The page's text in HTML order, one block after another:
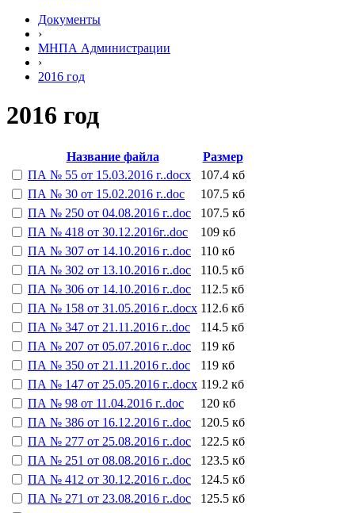
Документы
›
МНПА Администрации
›
2016 год
2016 год
Название файла
Размер
ПА № 55 от 15.03.2016 г..docx
107.4 кб
ПА № 30 от 15.02.2016 г..doc
107.5 кб
ПА № 250 от 04.08.2016 г..doc
107.5 кб
ПА № 418 от 30.12.2016г..doc
109 кб
ПА № 307 от 14.10.2016 г..doc
110 кб
ПА № 302 от 13.10.2016 г..doc
110.5 кб
ПА № 306 от 14.10.2016 г..doc
112.5 кб
ПА № 158 от 31.05.2016 г..docx 112.6 кб
ПА № 347 от 21.11.2016 г..doc
114.5 кб
ПА № 207 от 05.07.2016 г..doc
119 кб
ПА № 350 от 21.11.2016 г..doc
119 кб
ПА № 147 от 25.05.2016 г..docx 119.2 кб
ПА № 98 от 11.04.2016 г..doc
120 кб
ПА № 386 от 16.12.2016 г..doc
120.5 кб
ПА № 277 от 25.08.2016 г..doc
122.5 кб
ПА № 251 от 08.08.2016 г..doc
123.5 кб
ПА № 412 от 30.12.2016 г..doc
124.5 кб
ПА № 271 от 23.08.2016 г..doc
125.5 кб